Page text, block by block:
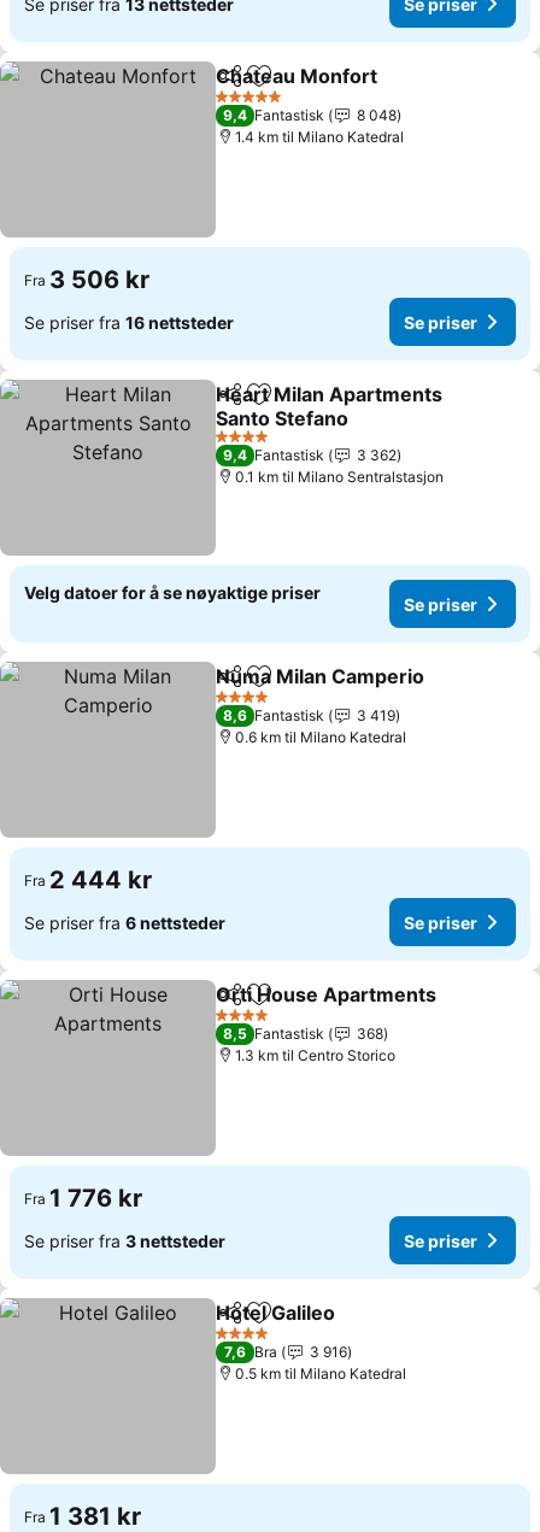
Del Legg til i favoritter
Chateau Monfort
5 Stjerner
9,4 Fantastisk
8 048
1.4 km til Milano Katedral
Fra 3 506 kr
Se priser fra 16 nettsteder Se priser
Del Legg til i favoritter
Heart Milan Apartments
Santo Stefano
4 Stjerner
9,4 Fantastisk
3 362
0.1 km til Milano Sentralstasjon
Velg datoer for å se nøyaktige priser
Se priser
Del Legg til i favoritter
Numa Milan Camperio
4 Stjerner
8,6 Fantastisk
3 419
0.6 km til Milano Katedral
Fra 2 444 kr
Se priser fra 6 nettsteder Se priser
Del Legg til i favoritter
Orti House Apartments
4 Stjerner
8,5 Fantastisk
368
1.3 km til Centro Storico
Fra 1 776 kr
Se priser fra 3 nettsteder Se priser
Del Legg til i favoritter
Hotel Galileo
4 Stjerner
7,6 Bra
3 916
0.5 km til Milano Katedral
Fra 1 381 kr